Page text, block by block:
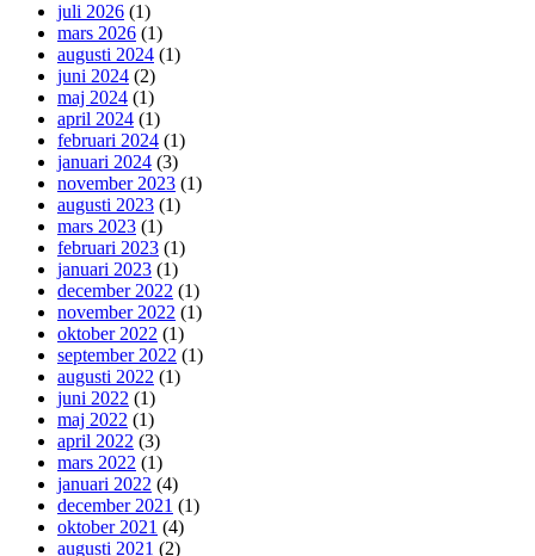
juli 2026 (1)
mars 2026 (1)
augusti 2024 (1)
juni 2024 (2)
maj 2024 (1)
april 2024 (1)
februari 2024 (1)
januari 2024 (3)
november 2023 (1)
augusti 2023 (1)
mars 2023 (1)
februari 2023 (1)
januari 2023 (1)
december 2022 (1)
november 2022 (1)
oktober 2022 (1)
september 2022 (1)
augusti 2022 (1)
juni 2022 (1)
maj 2022 (1)
april 2022 (3)
mars 2022 (1)
januari 2022 (4)
december 2021 (1)
oktober 2021 (4)
augusti 2021 (2)